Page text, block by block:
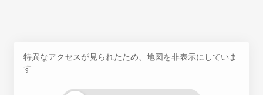
特異なアクセスが見られたため、地図を非表示にしていま
す